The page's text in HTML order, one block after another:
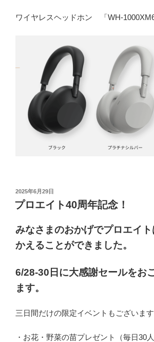
ワイヤレスヘッドホン 「WH-1000XM6
投
稿
日:
2025年6月29日
プロエイト40周年記念！
みなさまのおかげでプロエイ
かえることができました。
6/28-30日に大感謝セールをお
ます。
三日間だけの限定イベントもございます
・お花・野菜の苗プレゼント（毎日30人